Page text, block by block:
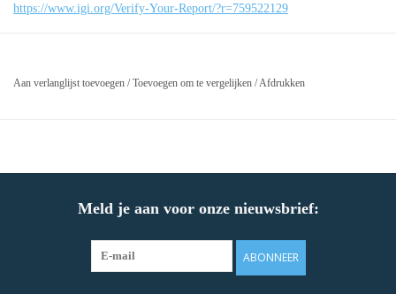
https://www.igi.org/Verify-Your-Report/?r=759522129
Aan verlanglijst toevoegen /Toevoegen om te vergelijken /Afdrukken
Meld je aan voor onze nieuwsbrief:
ABONNEER